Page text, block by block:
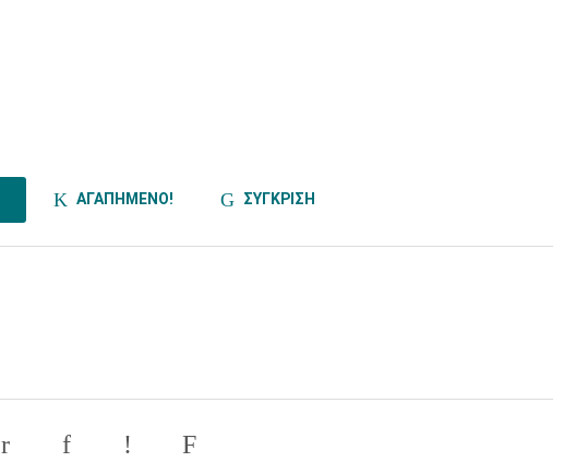
ΑΓΑΠΗΜΕΝΟ! ΣΥΓΚΡΙΣΗ